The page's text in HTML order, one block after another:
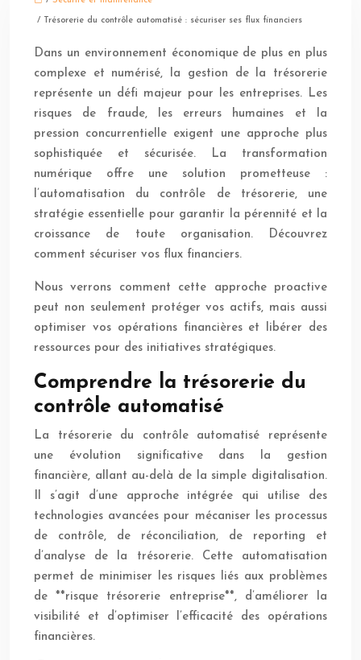
/ Trésorerie du contrôle automatisé : sécuriser ses flux financiers
Dans un environnement économique de plus en plus
complexe et numérisé, la gestion de la trésorerie
représente un défi majeur pour les entreprises. Les
risques de fraude, les erreurs humaines et la
pression concurrentielle exigent une approche plus
sophistiquée et sécurisée. La transformation
numérique offre une solution prometteuse :
l’automatisation du contrôle de trésorerie, une
stratégie essentielle pour garantir la pérennité et la
croissance de toute organisation. Découvrez
comment sécuriser vos flux financiers.
Nous verrons comment cette approche proactive
peut non seulement protéger vos actifs, mais aussi
optimiser vos opérations financières et libérer des
ressources pour des initiatives stratégiques.
Comprendre la trésorerie du
contrôle automatisé
La trésorerie du contrôle automatisé représente
une évolution significative dans la gestion
financière, allant au-delà de la simple digitalisation.
Il s’agit d’une approche intégrée qui utilise des
technologies avancées pour mécaniser les processus
de contrôle, de réconciliation, de reporting et
d’analyse de la trésorerie. Cette automatisation
permet de minimiser les risques liés aux problèmes
de **risque trésorerie entreprise**, d’améliorer la
visibilité et d’optimiser l’efficacité des opérations
financières.